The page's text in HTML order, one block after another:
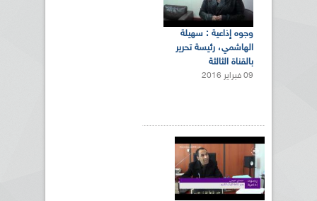
وجوه إذاعية : سهيلة
الهاشمي، رئيسة تحرير
بالقناة الثالثة
09 فبراير 2016